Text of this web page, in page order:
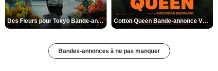
Des Fleurs pour Tokyo Bande-annonce VO STFR Cotton Queen Bande-annonce VO STFR
Bandes-annonces à ne pas manquer